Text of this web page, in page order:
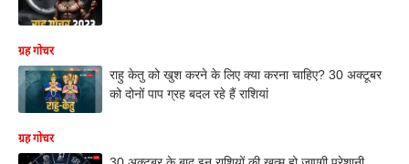
ग्रह गोचर
राहु केतु को खुश करने के लिए क्या करना चाहिए? 30 अक्टूबर
को दोनों पाप ग्रह बदल रहे हैं राशियां
ग्रह गोचर